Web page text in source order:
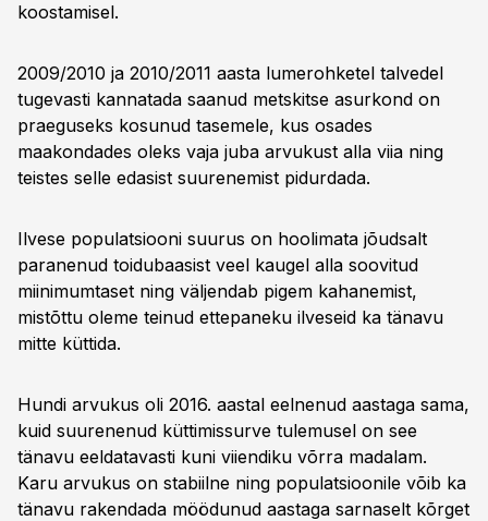
koostamisel.
2009/2010 ja 2010/2011 aasta lumerohketel talvedel
tugevasti kannatada saanud metskitse asurkond on
praeguseks kosunud tasemele, kus osades
maakondades oleks vaja juba arvukust alla viia ning
teistes selle edasist suurenemist pidurdada.
Ilvese populatsiooni suurus on hoolimata jõudsalt
paranenud toidubaasist veel kaugel alla soovitud
miinimumtaset ning väljendab pigem kahanemist,
mistõttu oleme teinud ettepaneku ilveseid ka tänavu
mitte küttida.
Hundi arvukus oli 2016. aastal eelnenud aastaga sama,
kuid suurenenud küttimissurve tulemusel on see
tänavu eeldatavasti kuni viiendiku võrra madalam.
Karu arvukus on stabiilne ning populatsioonile võib ka
tänavu rakendada möödunud aastaga sarnaselt kõrget